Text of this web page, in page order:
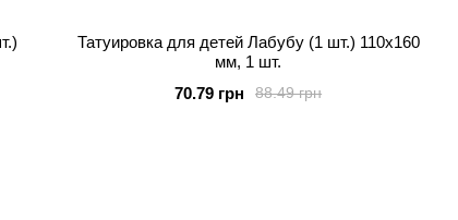
Татуировка для детей Лабубу (1 шт.) 110х160
мм, 1 шт.
88.49 грн
70.79 грн